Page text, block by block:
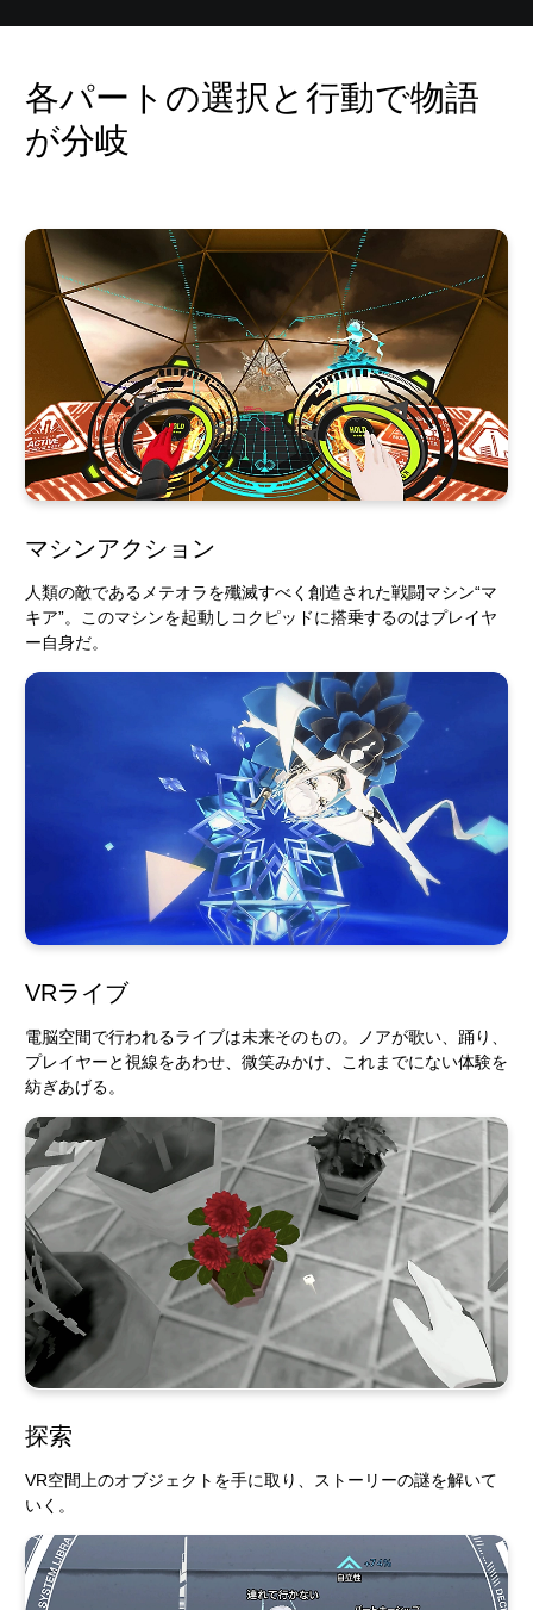
各パートの選択と行動で物語
が分岐
マシンアクション
人類の敵であるメテオラを殲滅すべく創造された戦闘マシン“マ
キア”。このマシンを起動しコクピッドに搭乗するのはプレイヤ
ー自身だ。
VRライブ
電脳空間で行われるライブは未来そのもの。ノアが歌い、踊り、
プレイヤーと視線をあわせ、微笑みかけ、これまでにない体験を
紡ぎあげる。
探索
VR空間上のオブジェクトを手に取り、ストーリーの謎を解いて
いく。